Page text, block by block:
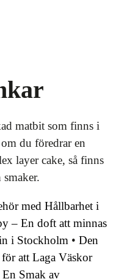
matbit som finns i
du föredrar en
layer cake, så finns
med Hållbarhet i
– En doft att minnas
i Stockholm • Den
att Laga Väskor
Smak av